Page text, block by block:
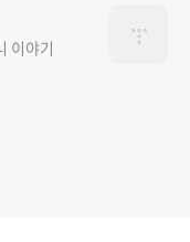
이야기